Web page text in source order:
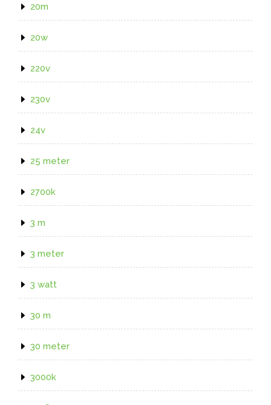
20m
20w
220v
230v
24v
25 meter
2700k
3 m
3 meter
3 watt
30 m
30 meter
3000k